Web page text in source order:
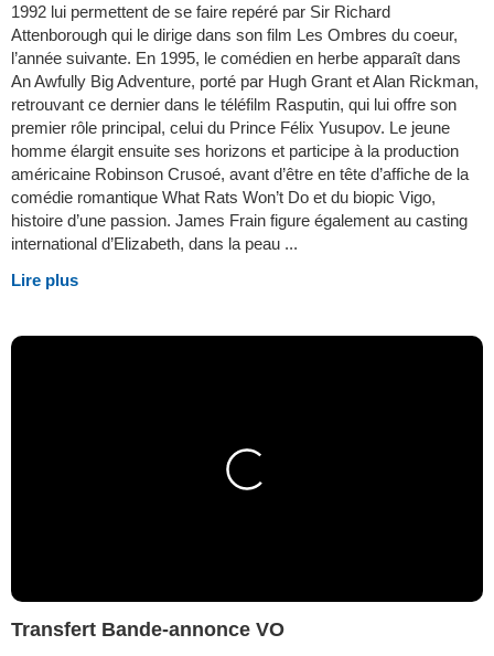
1992 lui permettent de se faire repéré par Sir Richard
Attenborough qui le dirige dans son film Les Ombres du coeur,
l’année suivante. En 1995, le comédien en herbe apparaît dans
An Awfully Big Adventure, porté par Hugh Grant et Alan Rickman,
retrouvant ce dernier dans le téléfilm Rasputin, qui lui offre son
premier rôle principal, celui du Prince Félix Yusupov. Le jeune
homme élargit ensuite ses horizons et participe à la production
américaine Robinson Crusoé, avant d’être en tête d’affiche de la
comédie romantique What Rats Won’t Do et du biopic Vigo,
histoire d’une passion. James Frain figure également au casting
international d’Elizabeth, dans la peau ...
Lire plus
Transfert Bande-annonce VO